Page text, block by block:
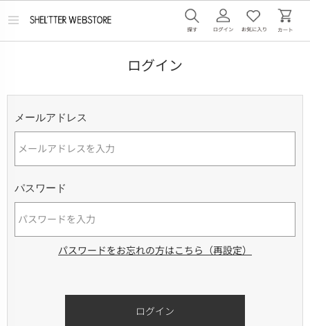
メ
ログイン
メールアドレス
パスワード
パスワードをお忘れの方はこちら（再設定）